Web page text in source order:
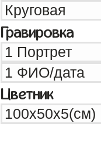
Гравировка
Цветник